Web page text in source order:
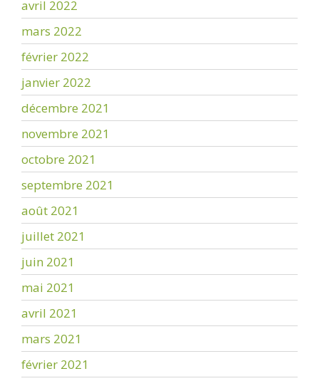
avril 2022
mars 2022
février 2022
janvier 2022
décembre 2021
novembre 2021
octobre 2021
septembre 2021
août 2021
juillet 2021
juin 2021
mai 2021
avril 2021
mars 2021
février 2021